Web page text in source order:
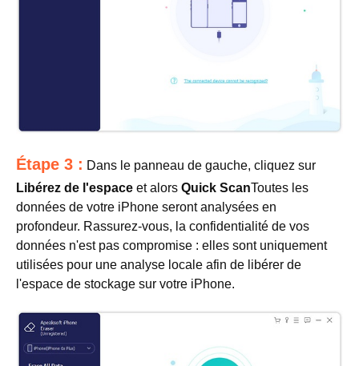
Étape 3 : Dans le panneau de gauche, cliquez sur
Libérez de l'espace et alors Quick ScanToutes les
données de votre iPhone seront analysées en
profondeur. Rassurez-vous, la confidentialité de vos
données n'est pas compromise : elles sont uniquement
utilisées pour une analyse locale afin de libérer de
l'espace de stockage sur votre iPhone.